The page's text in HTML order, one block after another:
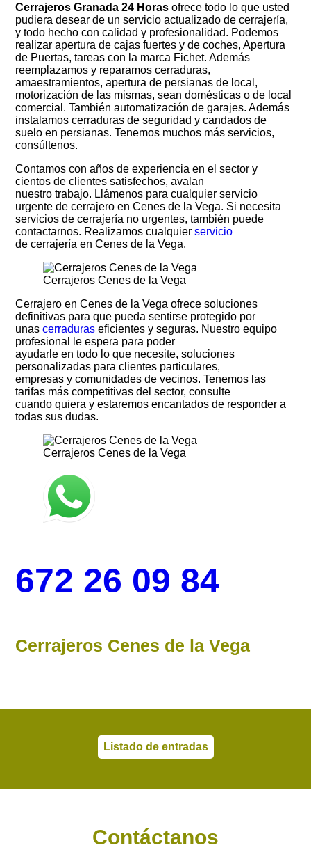
Cerrajeros Granada 24 Horas ofrece todo lo que usted
pudiera desear de un servicio actualizado de cerrajería,
y todo hecho con calidad y profesionalidad. Podemos
realizar apertura de cajas fuertes y de coches, Apertura
de Puertas, tareas con la marca Fichet. Además
reemplazamos y reparamos cerraduras,
amaestramientos, apertura de persianas de local,
motorización de las mismas, sean domésticas o de local
comercial. También automatización de garajes. Además
instalamos cerraduras de seguridad y candados de
suelo en persianas. Tenemos muchos más servicios,
consúltenos.
Contamos con años de experiencia en el sector y
cientos de clientes satisfechos, avalan
nuestro trabajo. Llámenos para cualquier servicio
urgente de cerrajero en Cenes de la Vega. Si necesita
servicios de cerrajería no urgentes, también puede
contactarnos. Realizamos cualquierservicio
de cerrajería en Cenes de la Vega.
Cerrajeros Cenes de la Vega
Cerrajero en Cenes de la Vega ofrece soluciones
definitivas para que pueda sentirse protegido por
unascerraduras eficientes y seguras. Nuestro equipo
profesional le espera para poder
ayudarle en todo lo que necesite, soluciones
personalizadas para clientes particulares,
empresas y comunidades de vecinos. Tenemos las
tarifas más competitivas del sector, consulte
cuando quiera y estaremos encantados de responder a
todas sus dudas.
Cerrajeros Cenes de la Vega
672 26 09 84
Cerrajeros Cenes de la Vega
Listado de entradas
Contáctanos